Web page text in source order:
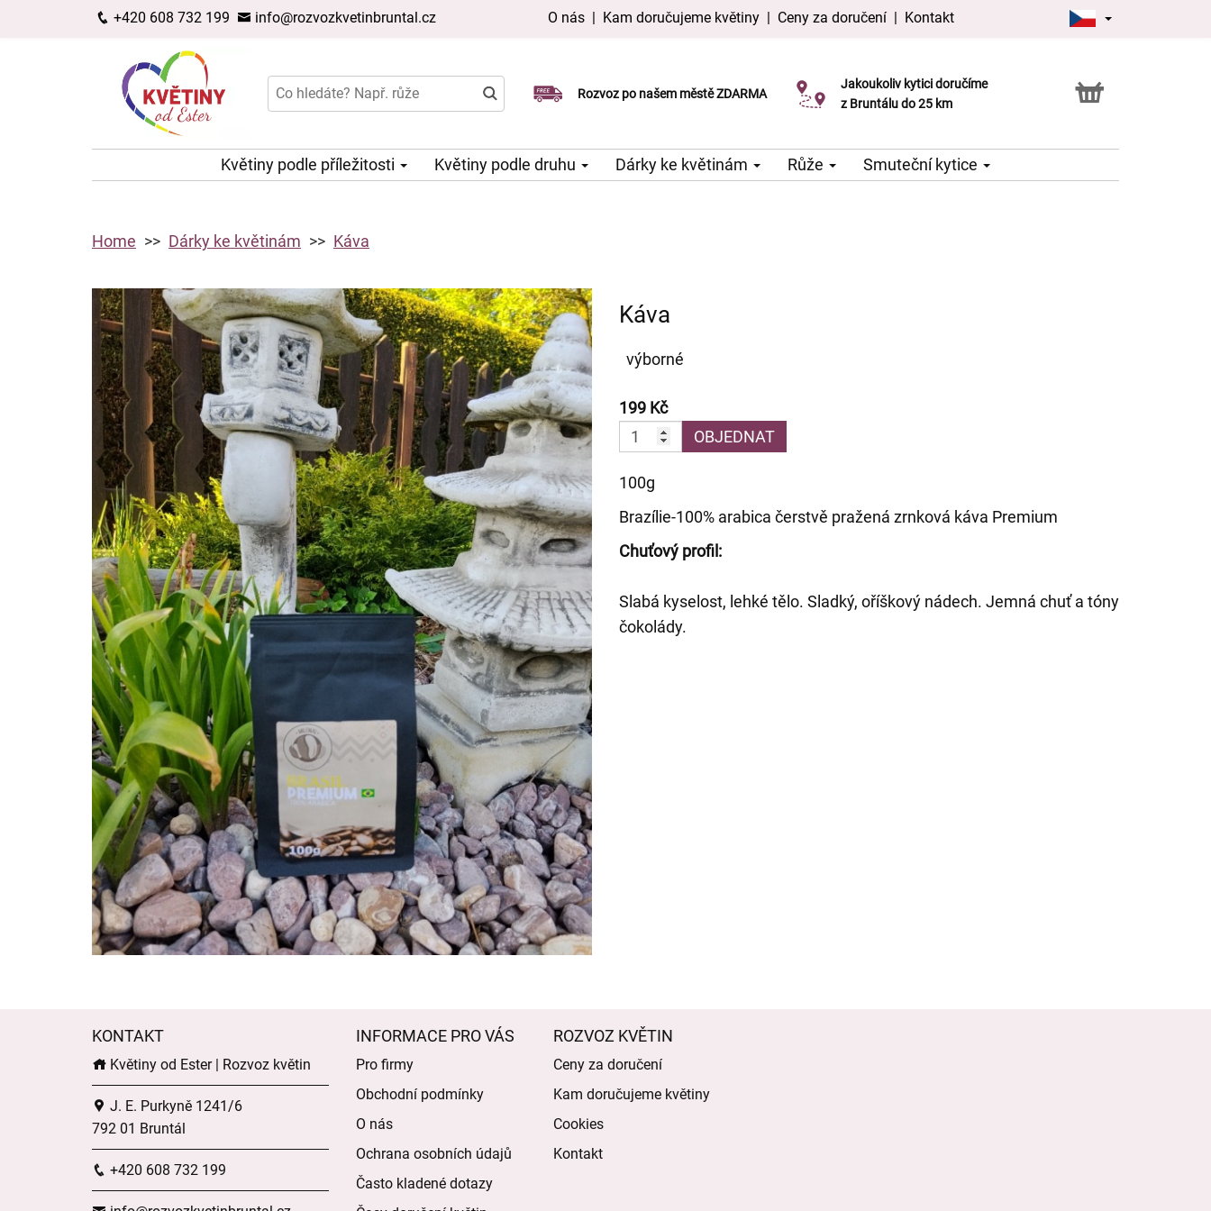
+420 608 732 199 info@rozvozkvetinbruntal.cz O nás | Kam doručujeme květiny | Ceny za doručení | Kontakt
Rozvoz po našem městě ZDARMA
Doručujeme již v den objednávky
Možný výběr času a dne doručení
Jakoukoliv kytici doručíme
z Bruntálu do 25 km
Možnost vyzvednout v naší květince
Květiny podle příležitosti Květiny podle druhu Dárky ke květinám Růže Smuteční kytice
Home Dárky ke květinám Káva
Káva
výborné
199 Kč
OBJEDNAT
100g
Brazílie-100% arabica čerstvě pražená zrnková káva Premium
Chuťový profil:
Slabá kyselost, lehké tělo. Sladký, oříškový nádech. Jemná chuť a tóny
čokolády.
KONTAKT
Květiny od Ester | Rozvoz květin
J. E. Purkyně 1241/6
792 01 Bruntál
+420 608 732 199
INFORMACE PRO VÁS
Pro firmy
Obchodní podmínky
O nás
Ochrana osobních údajů
Často kladené dotazy
ROZVOZ KVĚTIN
Ceny za doručení
Kam doručujeme květiny
Cookies
Kontakt